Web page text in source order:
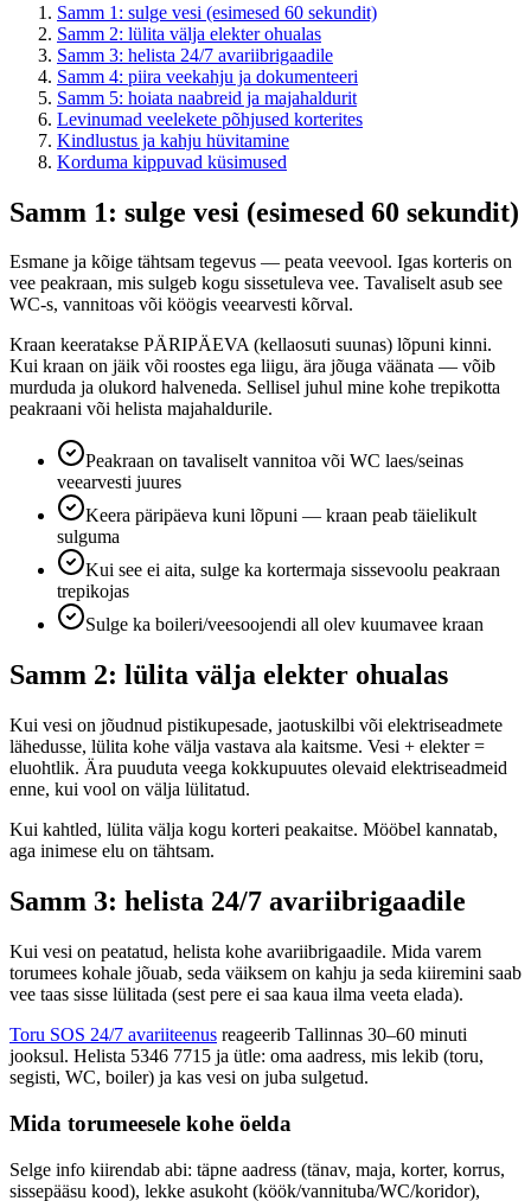
Samm 1: sulge vesi (esimesed 60 sekundit)
Samm 2: lülita välja elekter ohualas
Samm 3: helista 24/7 avariibrigaadile
Samm 4: piira veekahju ja dokumenteeri
Samm 5: hoiata naabreid ja majahaldurit
Levinumad veelekete põhjused korterites
Kindlustus ja kahju hüvitamine
Korduma kippuvad küsimused
Samm 1: sulge vesi (esimesed 60 sekundit)
Esmane ja kõige tähtsam tegevus — peata veevool. Igas korteris on
vee peakraan, mis sulgeb kogu sissetuleva vee. Tavaliselt asub see
WC-s, vannitoas või köögis veearvesti kõrval.
Kraan keeratakse PÄRIPÄEVA (kellaosuti suunas) lõpuni kinni.
Kui kraan on jäik või roostes ega liigu, ära jõuga väänata — võib
murduda ja olukord halveneda. Sellisel juhul mine kohe trepikotta
peakraani või helista majahaldurile.
Peakraan on tavaliselt vannitoa või WC laes/seinas
veearvesti juures
Keera päripäeva kuni lõpuni — kraan peab täielikult
sulguma
Kui see ei aita, sulge ka kortermaja sissevoolu peakraan
trepikojas
Sulge ka boileri/veesoojendi all olev kuumavee kraan
Samm 2: lülita välja elekter ohualas
Kui vesi on jõudnud pistikupesade, jaotuskilbi või elektriseadmete
lähedusse, lülita kohe välja vastava ala kaitsme. Vesi + elekter =
eluohtlik. Ära puuduta veega kokkupuutes olevaid elektriseadmeid
enne, kui vool on välja lülitatud.
Kui kahtled, lülita välja kogu korteri peakaitse. Mööbel kannatab,
aga inimese elu on tähtsam.
Samm 3: helista 24/7 avariibrigaadile
Kui vesi on peatatud, helista kohe avariibrigaadile. Mida varem
torumees kohale jõuab, seda väiksem on kahju ja seda kiiremini saab
vee taas sisse lülitada (sest pere ei saa kaua ilma veeta elada).
Toru SOS 24/7 avariiteenus reageerib Tallinnas 30–60 minuti
jooksul. Helista 5346 7715 ja ütle: oma aadress, mis lekib (toru,
segisti, WC, boiler) ja kas vesi on juba sulgetud.
Mida torumeesele kohe öelda
Selge info kiirendab abi: täpne aadress (tänav, maja, korter, korrus,
sissepääsu kood), lekke asukoht (köök/vannituba/WC/koridor),